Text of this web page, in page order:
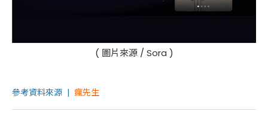
( 圖片來源 / Sora )
參考資料來源 | 瘋先生